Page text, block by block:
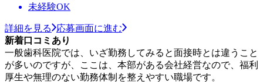
未経験OK
詳細を見る
応募画面に進む
新着口コミあり
一般歯科医院では、いざ勤務してみると面接時とは違うこと
が多いのですが、ここは、本部がある会社経営なので、福利
厚生や無理のない勤務体制を整えやすい職場です。